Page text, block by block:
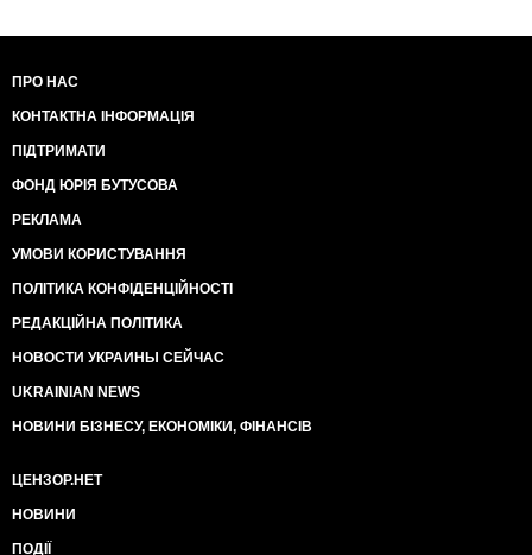
ПРО НАС
КОНТАКТНА ІНФОРМАЦІЯ
ПІДТРИМАТИ
ФОНД ЮРІЯ БУТУСОВА
РЕКЛАМА
УМОВИ КОРИСТУВАННЯ
ПОЛІТИКА КОНФІДЕНЦІЙНОСТІ
РЕДАКЦІЙНА ПОЛІТИКА
НОВОСТИ УКРАИНЫ СЕЙЧАС
UKRAINIAN NEWS
НОВИНИ БІЗНЕСУ, ЕКОНОМІКИ, ФІНАНСІВ
ЦЕНЗОР.НЕТ
НОВИНИ
ПОДІЇ